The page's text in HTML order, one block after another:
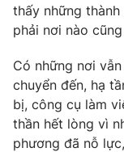
Theo dõi báo trên
thấy những
phải nơi nào
Có những nơi
chuyển đến, hạ
bị, công cụ làm
thần hết lòng vì
phương đã nỗ